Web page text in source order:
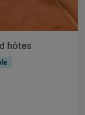
hôtes